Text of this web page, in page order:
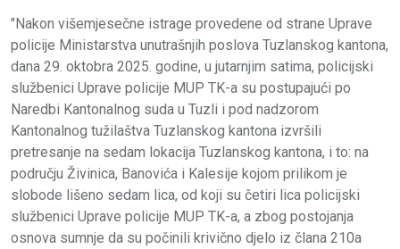
"Nakon višemjesečne istrage provedene od strane Uprave
policije Ministarstva unutrašnjih poslova Tuzlanskog kantona,
dana 29. oktobra 2025. godine, u jutarnjim satima, policijski
službenici Uprave policije MUP TK-a su postupajući po
Naredbi Kantonalnog suda u Tuzli i pod nadzorom
Kantonalnog tužilaštva Tuzlanskog kantona izvršili
pretresanje na sedam lokacija Tuzlanskog kantona, i to: na
području Živinica, Banovića i Kalesije kojom prilikom je
slobode lišeno sedam lica, od koji su četiri lica policijski
službenici Uprave policije MUP TK-a, a zbog postojanja
osnova sumnje da su počinili krivično djelo iz člana 210a